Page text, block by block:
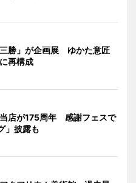
勝」が企画展 ゆかた意匠
再構成
店が175周年 感謝フェスで
」披露も